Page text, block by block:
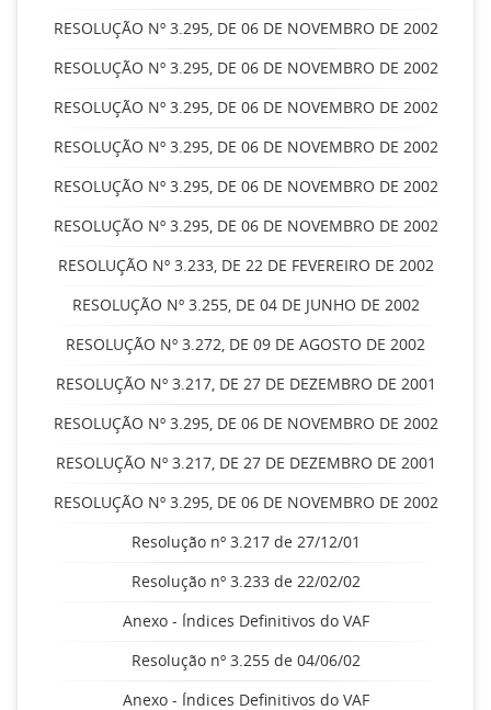
RESOLUÇÃO Nº 3.295, DE 06 DE NOVEMBRO DE 2002
RESOLUÇÃO Nº 3.295, DE 06 DE NOVEMBRO DE 2002
RESOLUÇÃO Nº 3.295, DE 06 DE NOVEMBRO DE 2002
RESOLUÇÃO Nº 3.295, DE 06 DE NOVEMBRO DE 2002
RESOLUÇÃO Nº 3.295, DE 06 DE NOVEMBRO DE 2002
RESOLUÇÃO Nº 3.295, DE 06 DE NOVEMBRO DE 2002
RESOLUÇÃO Nº 3.233, DE 22 DE FEVEREIRO DE 2002
RESOLUÇÃO Nº 3.255, DE 04 DE JUNHO DE 2002
RESOLUÇÃO Nº 3.272, DE 09 DE AGOSTO DE 2002
RESOLUÇÃO Nº 3.217, DE 27 DE DEZEMBRO DE 2001
RESOLUÇÃO Nº 3.295, DE 06 DE NOVEMBRO DE 2002
RESOLUÇÃO Nº 3.217, DE 27 DE DEZEMBRO DE 2001
RESOLUÇÃO Nº 3.295, DE 06 DE NOVEMBRO DE 2002
Resolução nº 3.217 de 27/12/01
Resolução nº 3.233 de 22/02/02
Anexo - Índices Definitivos do VAF
Resolução nº 3.255 de 04/06/02
Anexo - Índices Definitivos do VAF